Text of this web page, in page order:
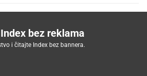
Index bez reklama
i čitajte Index bez bannera.